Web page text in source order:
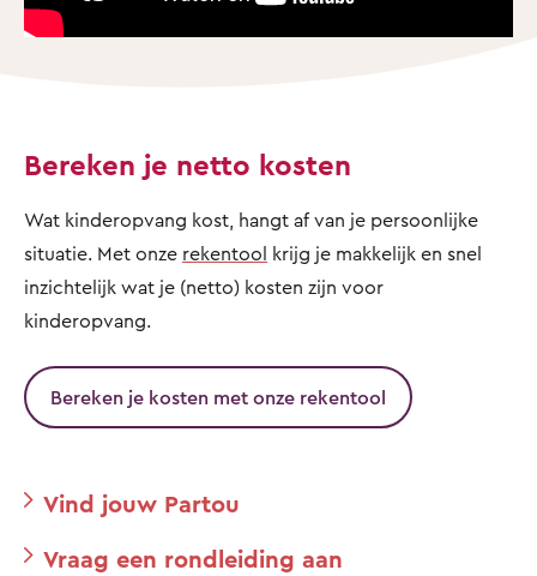
Bereken je netto kosten
Wat kinderopvang kost, hangt af van je persoonlijke
situatie. Met onze rekentool krijg je makkelijk en snel
inzichtelijk wat je (netto) kosten zijn voor
kinderopvang.
Bereken je kosten met onze rekentool
Vind jouw Partou
Vraag een rondleiding aan